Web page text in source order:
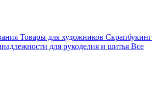
Товары для художников Скрапбукинг
для рукоделия и шитья Все